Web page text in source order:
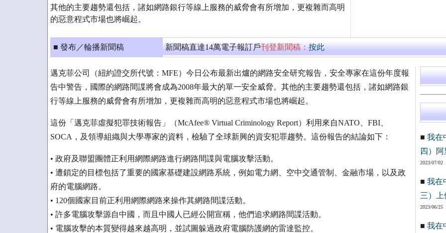
其他的主要趨勢還包括，諸如網路銀行等線上服務的威脅會有所增加，更複雜而高明
的惡意程式市場也將崛起。
■ 發布／輪播新聞稿 新聞稿直達14萬電子報訂戶刊登新聞稿：按此
邁克菲公司（紐約證交所代號：MFE）今日公布最新出爐的網路安全研究報告，安全專家在這份年度報
告中警告，國際的網路間諜將會成為2008年最大的單一安全威脅。其他的主要趨勢還包括，諸如網路銀
行等線上服務的威脅會有所增加，更複雜而高明的惡意程式市場也將崛起。
這份「邁克菲虛擬犯罪技術報告」（McAfee® Virtual Criminology Report）利用來自NATO、FBI、
SOCA，及領導組織與大學專家的資料，檢驗了全球新興的資安犯罪趨勢。這份報告的結論如下：
• 政府及聯盟團體正利用網際網路進行網路間諜與電腦攻擊活動。
• 遭鎖定的目標包括了重要的國家基礎建設網路系統，例如電力網、空中交通管制、金融市場，以及政
府的電腦網路。
• 120個國家目前正利用網際網路來操作其網路間諜活動。
• 許多電腦攻擊源自中國，而且中國人已經公開宣稱，他們追求網路間諜活動。
• 電腦攻擊的本質變得越來越高明，並試圖躲過政府電腦防護網的雷達監控。
■ 我在
四）
2023/07/02
■ 我在
三）上
2023/06/25
■ 我在